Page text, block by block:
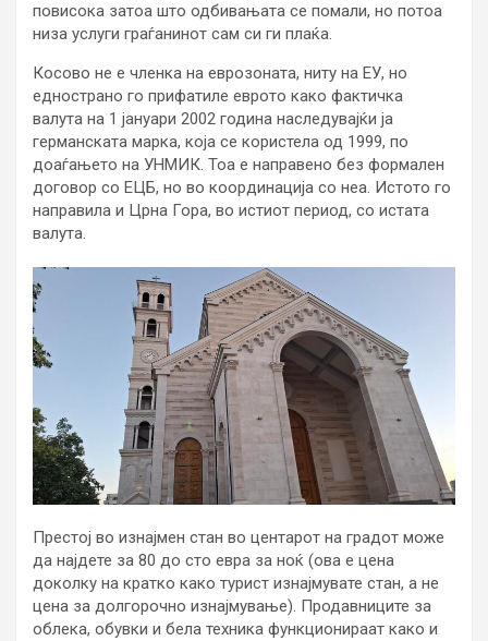
повисока затоа што одбивањата се помали, но потоа
низа услуги граѓанинот сам си ги плаќа.
Косово не е членка на еврозоната, ниту на ЕУ, но
еднострано го прифатиле еврото како фактичка
валута на 1 јануари 2002 година наследувајќи ја
германската марка, која се користела од 1999, по
доаѓањето на УНМИК. Тоа е направено без формален
договор со ЕЦБ, но во координација со неа. Истото го
направила и Црна Гора, во истиот период, со истата
валута.
Престој во изнајмен стан во центарот на градот може
да најдете за 80 до сто евра за ноќ (ова е цена
доколку на кратко како турист изнајмувате стан, а не
цена за долгорочно изнајмување). Продавниците за
облека, обувки и бела техника функционираат како и